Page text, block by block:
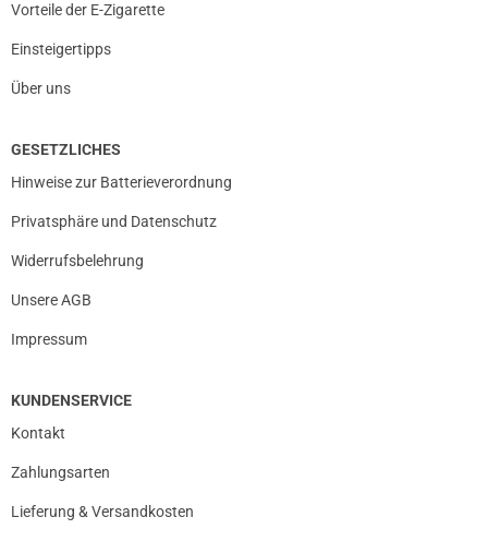
Vorteile der E-Zigarette
Einsteigertipps
Über uns
GESETZLICHES
Hinweise zur Batterieverordnung
Privatsphäre und Datenschutz
Widerrufsbelehrung
Unsere AGB
Impressum
KUNDENSERVICE
Kontakt
Zahlungsarten
Lieferung & Versandkosten